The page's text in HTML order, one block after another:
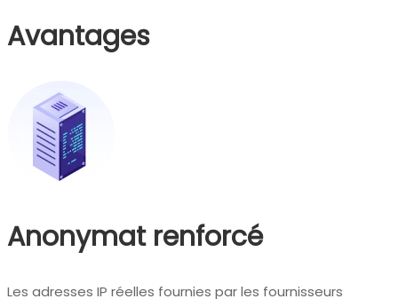
Avantages
Anonymat renforcé
Les adresses IP réelles fournies par les fournisseurs